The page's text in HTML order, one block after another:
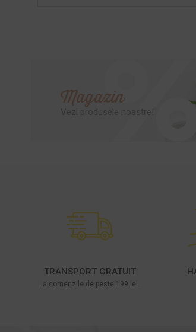
Magazin
Vezi produsele noastre!
TRANSPORT GRATUIT
la comenzile de peste 199 lei.